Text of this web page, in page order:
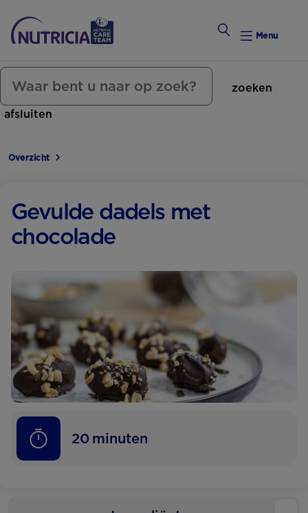
Zwanger Worden
Menu
zoeken
afsluiten
Overzicht
Gevulde dadels met
chocolade
20 minuten